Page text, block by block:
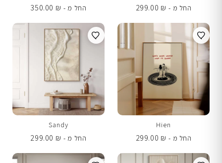
החל מ -
299.00 ₪
החל מ -
350.00 ₪
Hien
החל מ -
299.00 ₪
Sandy
החל מ -
299.00 ₪